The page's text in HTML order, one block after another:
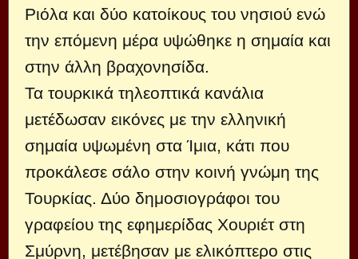
Ριόλα και δύο κατοίκους του νησιού ενώ
την επόμενη μέρα υψώθηκε η σημαία και
στην άλλη βραχονησίδα.
Τα τουρκικά τηλεοπτικά κανάλια
μετέδωσαν εικόνες με την ελληνική
σημαία υψωμένη στα Ίμια, κάτι που
προκάλεσε σάλο στην κοινή γνώμη της
Τουρκίας. Δύο δημοσιογράφοι του
γραφείου της εφημερίδας Χουριέτ στη
Σμύρνη, μετέβησαν με ελικόπτερο στις